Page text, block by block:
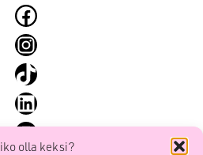
olla keksi?
some
markkinointi
Facebook
Instagram
TikTok
LinkedIn
YouTube